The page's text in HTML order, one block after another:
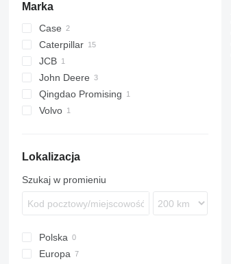
Marka
Case
Caterpillar
966
990
JCB
531
John Deere
Qingdao Promising
Volvo
Lokalizacja
Szukaj w promieniu
Polska
Europa